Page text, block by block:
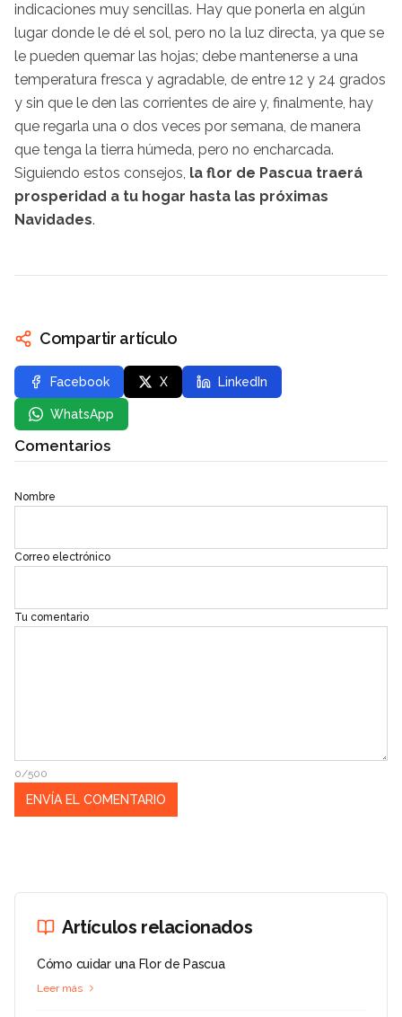
indicaciones muy sencillas. Hay que ponerla en algún
lugar donde le dé el sol, pero no la luz directa, ya que se
le pueden quemar las hojas; debe mantenerse a una
temperatura fresca y agradable, de entre 12 y 24 grados
y sin que le den las corrientes de aire y, finalmente, hay
que regarla una o dos veces por semana, de manera
que tenga la tierra húmeda, pero no encharcada.
Siguiendo estos consejos, la flor de Pascua traerá
prosperidad a tu hogar hasta las próximas
Navidades.
Compartir artículo
Facebook X LinkedIn
WhatsApp
Comentarios
Nombre
Correo electrónico
Tu comentario
0/500
Artículos relacionados
Cómo cuidar una Flor de Pascua
Leer más